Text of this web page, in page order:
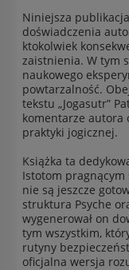
Niniejsza
doświadczenia
ktokolwiek
zaistnienia. W tym
naukowego
powtarzalność.
tekstu „Jogasutr”
komentarze autora
praktyki jogicznej.
Książka ta
Istotom
nie są jeszcze
struktura Psyche
wygenerował on
tym wszystkim,
rutyny
oficjalna wersja